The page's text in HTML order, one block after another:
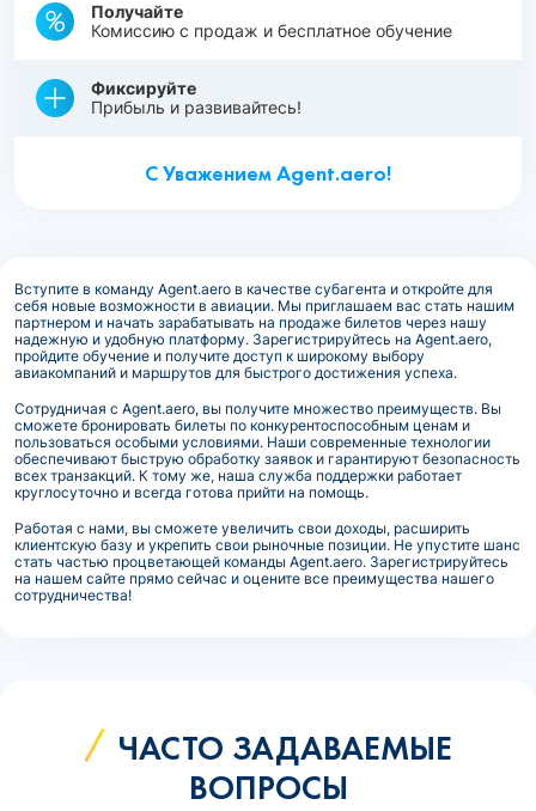
Получайте
Комиссию с продаж и бесплатное обучение
Фиксируйте
Прибыль и развивайтесь!
С Уважением Agent.aero!
Вступите в команду Agent.aero в качестве субагента и откройте для
себя новые возможности в авиации. Мы приглашаем вас стать нашим
партнером и начать зарабатывать на продаже билетов через нашу
надежную и удобную платформу. Зарегистрируйтесь на Agent.aero,
пройдите обучение и получите доступ к широкому выбору
авиакомпаний и маршрутов для быстрого достижения успеха.
Сотрудничая с Agent.aero, вы получите множество преимуществ. Вы
сможете бронировать билеты по конкурентоспособным ценам и
пользоваться особыми условиями. Наши современные технологии
обеспечивают быструю обработку заявок и гарантируют безопасность
всех транзакций. К тому же, наша служба поддержки работает
круглосуточно и всегда готова прийти на помощь.
Работая с нами, вы сможете увеличить свои доходы, расширить
клиентскую базу и укрепить свои рыночные позиции. Не упустите шанс
стать частью процветающей команды Agent.aero. Зарегистрируйтесь
на нашем сайте прямо сейчас и оцените все преимущества нашего
сотрудничества!
ЧАСТО ЗАДАВАЕМЫЕ
ВОПРОСЫ